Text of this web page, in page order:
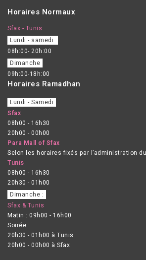
Horaires Normaux
Sfax - Tunis
Lundi - samedi
08h:00- 20h:00
Dimanche
09h:00-18h:00
Horaires Ramadhan
Lundi - Samedi
Sfax
08h00 - 16h30
20h00 - 00h00
Para Mall of Sfax
Selon les horaires fixés par l’administration
Tunis
08h00 - 16h30
20h30 - 01h00
Dimanche :
Sfax & Tunis
Matin : 09h00 - 16h00
Soirée :
20h30 - 01h00 à Tunis
20h00 - 00h00 à Sfax